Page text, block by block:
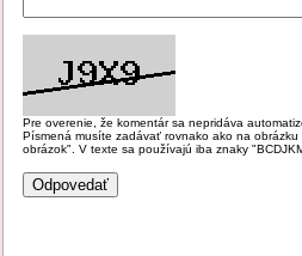
Pre overenie, že komentár sa nepridáva
Písmená musíte zadávať rovnako ako na
obrázok". V texte sa používajú iba znaky